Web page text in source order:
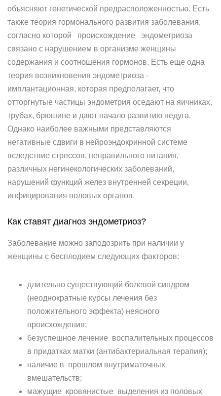
объясняют генетической предрасположенностью. Есть
также теория гормонального развития заболевания,
согласно которой происхождение эндометриоза
связано с нарушением в организме женщины
содержания и соотношения гормонов. Есть еще одна
теория возникновения эндометриоза -
имплантационная, которая предполагает, что
отторгнутые частицы эндометрия оседают на яичниках,
трубах, брюшине и дают начало развитию недуга.
Однако наиболее важными представляются
негативные сдвиги в нейроэндокринной системе
вследствие стрессов, неправильного питания,
различных негинекологических заболеваний,
нарушений функций желез внутренней секреции,
инфицирования половых органов.
Как ставят диагноз эндометриоз?
Заболевание можно заподозрить при наличии у
женщины с бесплодием следующих факторов:
длительно существующий болевой синдром
(неоднократные курсы лечения без
положительного эффекта) неясного
происхождения;
безуспешное лечение воспалительных процессов
в придатках матки (антибактериальная терапия);
наличие в прошлом внутриматочных
вмешательств;
мажущие кровянистые выделения из половых